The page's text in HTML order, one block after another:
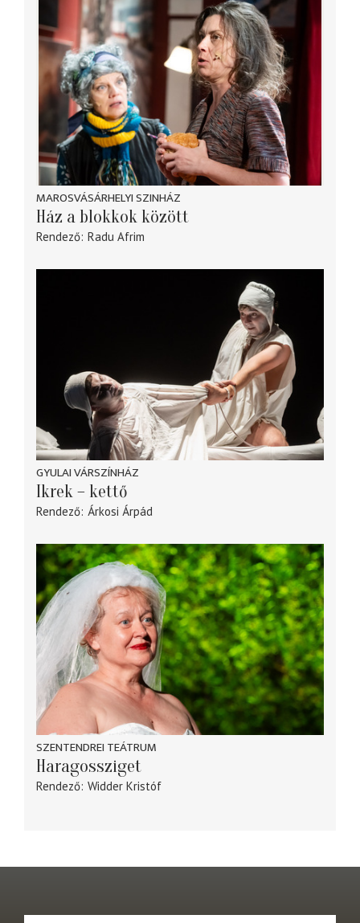
MAROSVÁSÁRHELYI SZINHÁZ
Ház a blokkok között
Rendező Radu Afrim
GYULAI VÁRSZÍNHÁZ
Ikrek – kettő
Rendező Árkosi Árpád
SZENTENDREI TEÁTRUM
Haragossziget
Rendező Widder Kristóf